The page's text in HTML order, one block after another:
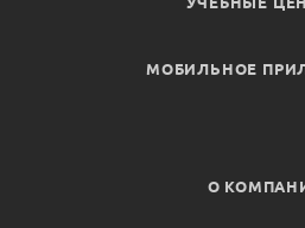
МОБИЛЬНОЕ
О